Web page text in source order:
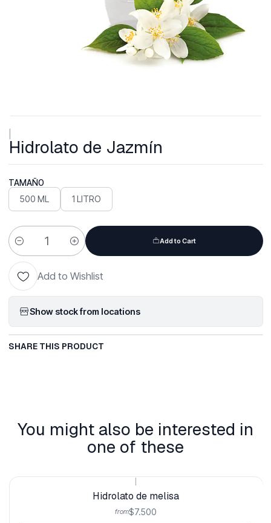
Hidrolato de Jazmín
TAMAÑO
500 ML 1 LITRO
Quantity
Add to Cart
Add to Wishlist
Show stock from locations
SHARE THIS PRODUCT
You might also be interested in
one of these
Hidrolato de melisa
from$7.500